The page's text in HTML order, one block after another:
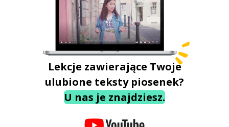
Lekcje zawierające Twoje
ulubione teksty piosenek?
U nas je znajdziesz.